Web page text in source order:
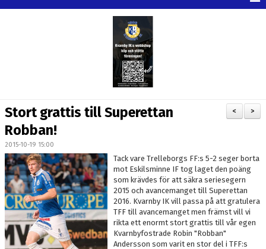
BILDGALLERI
DOKUMENT
MEDLEMSKAP
LEDARE
KONTAKT
>
<
Stort grattis till Superettan
Robban!
2015-10-19 15:00
Tack vare Trelleborgs FF:s 5-2 seger borta
mot Eskilsminne IF tog laget den poäng
som krävdes för att säkra seriesegern
2015 och avancemanget till Superettan
2016. Kvarnby IK vill passa på att gratulera
TFF till avancemanget men främst vill vi
rikta ett enormt stort grattis till vår egen
Kvarnbyfostrade Robin "Robban"
Andersson som varit en stor del i TFF:s